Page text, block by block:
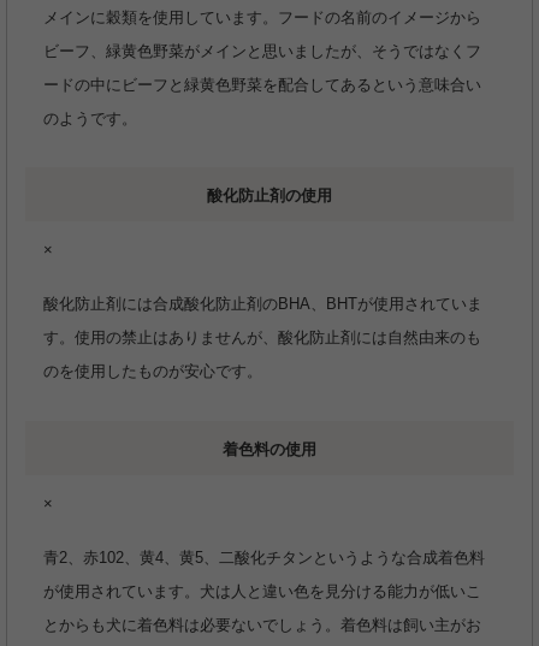
メインに穀類を使用しています。フードの名前のイメージから
ビーフ、緑黄色野菜がメインと思いましたが、そうではなくフ
ードの中にビーフと緑黄色野菜を配合してあるという意味合い
のようです。
酸化防止剤の使用
×
酸化防止剤には合成酸化防止剤のBHA、BHTが使用されていま
す。使用の禁止はありませんが、酸化防止剤には自然由来のも
のを使用したものが安心です。
着色料の使用
×
青2、赤102、黄4、黄5、二酸化チタンというような合成着色料
が使用されています。犬は人と違い色を見分ける能力が低いこ
とからも犬に着色料は必要ないでしょう。着色料は飼い主がお